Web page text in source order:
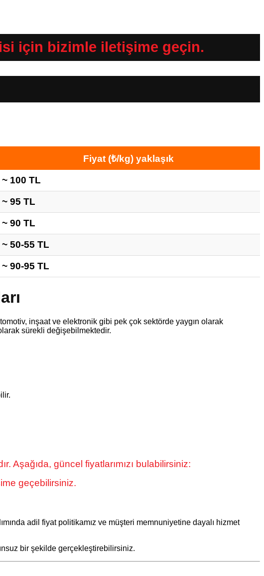
için bizimle iletişime geçin.
Fiyat (₺/kg) yaklaşık
~ 100 TL
~ 95 TL
~ 90 TL
~ 50-55 TL
~ 90-95 TL
inşaat ve elektronik gibi pek çok sektörde yaygın olarak
sürekli değişebilmektedir.
Aşağıda, güncel fiyatlarımızı bulabilirsiniz:
geçebilirsiniz.
adil fiyat politikamız ve müşteri memnuniyetine dayalı hizmet
bir şekilde gerçekleştirebilirsiniz.